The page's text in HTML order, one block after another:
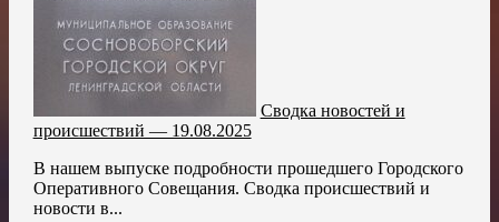
Сводка новостей и
происшествий — 19.08.2025
В нашем выпуске подробности прошедшего Городского
Оперативного Совещания. Сводка происшествий и
новости в...